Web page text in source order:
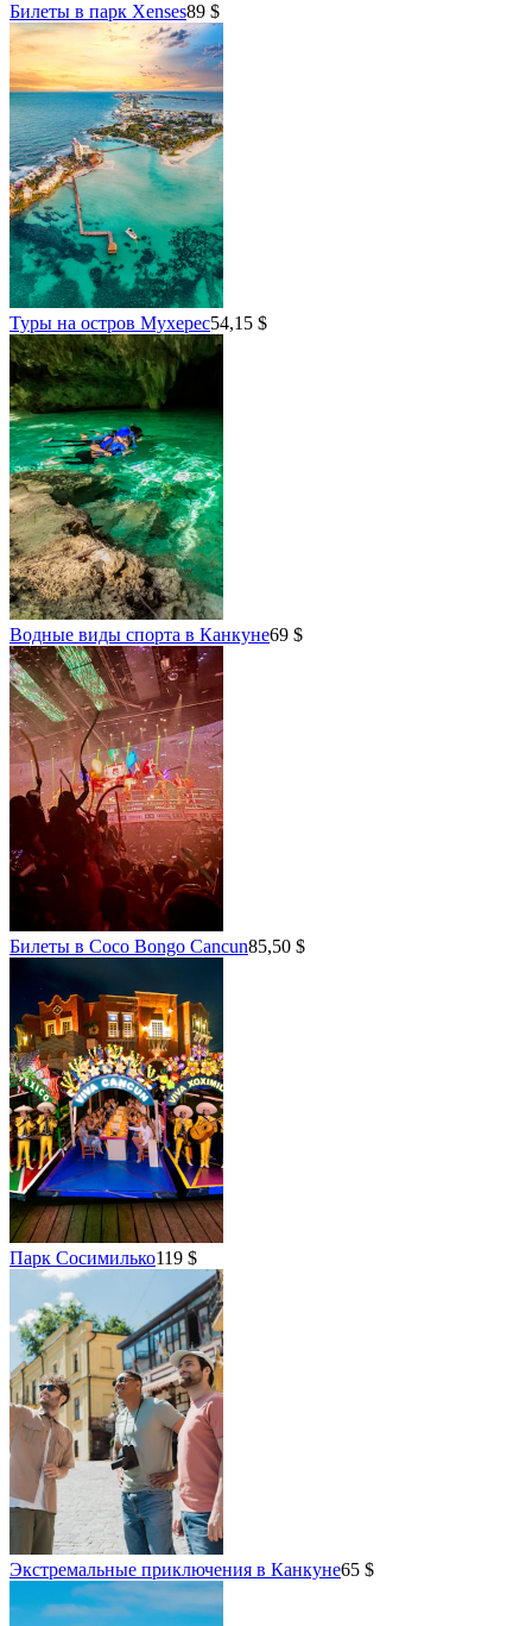
Билеты в парк Xenses89 $
Туры на остров Мухерес54,15 $
Водные виды спорта в Канкуне69 $
Билеты в Coco Bongo Cancun85,50 $
Парк Сосимилько119 $
Экстремальные приключения в Канкуне65 $